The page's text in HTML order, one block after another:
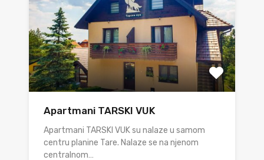
Apartmani TARSKI VUK
Apartmani TARSKI VUK su nalaze u samom
centru planine Tare. Nalaze se na njenom
centralnom…